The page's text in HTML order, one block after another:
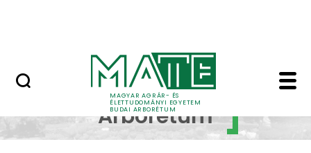
MAGYAR AGRÁR- ÉS
ÉLETTUDOMÁNYI EGYETEM
BUDAI ARBORÉTUM
Ostrya carpinifolia -
Budai
Arborétum